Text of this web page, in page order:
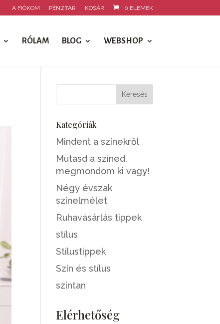
A FIÓKOM PÉNZTÁR KOSÁR 0 ELEMEK
RÓLAM BLOG WEBSHOP
Kategóriák
Mindent a színekről
Mutasd a színed,
megmondom ki vagy!
Négy évszak
színelmélet
Ruhavásárlás tippek
stílus
Stílustippek
Szín és stílus
színtan
Elérhetőség